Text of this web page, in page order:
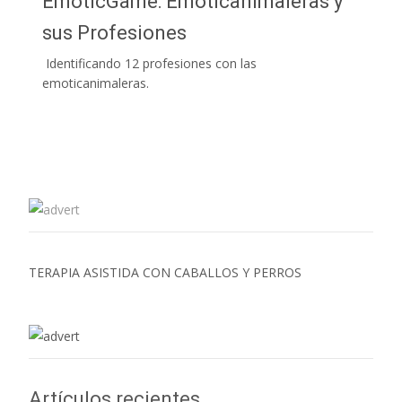
sus Profesiones
Identificando 12 profesiones con las
emoticanimaleras.
TERAPIA ASISTIDA CON CABALLOS Y PERROS